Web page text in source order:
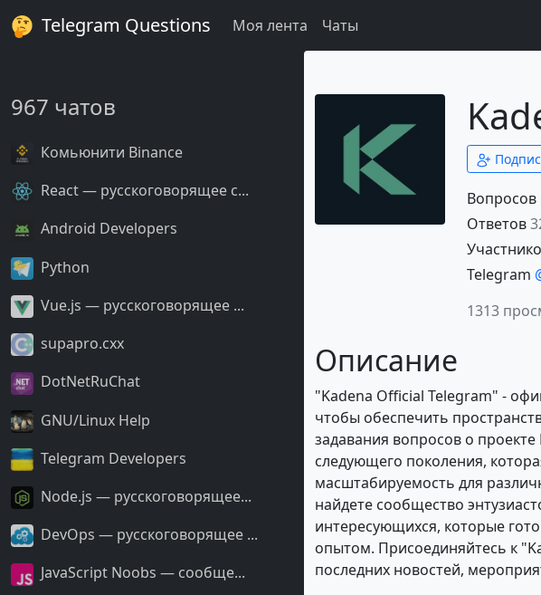
Telegram Questions Моя лента Чаты
967 чатов
Комьюнити Binance
React — русскоговорящее с...
Android Developers
Python
Vue.js — русскоговорящее ...
supapro.cxx
DotNetRuChat
GNU/Linux Help
Telegram Developers
Node.js — русскоговорящее...
DevOps — русскоговорящее ...
JavaScript Noobs — сообще...
Вопросов
Ответов
Telegram
1313
Описание
"Kadena Official Telegram" -
чтобы обеспечить
задавания вопросов о
следующего поколения,
масштабируемость для
найдете сообщество
интересующихся, которые
опытом. Присоединяйтесь к
последних новостей,